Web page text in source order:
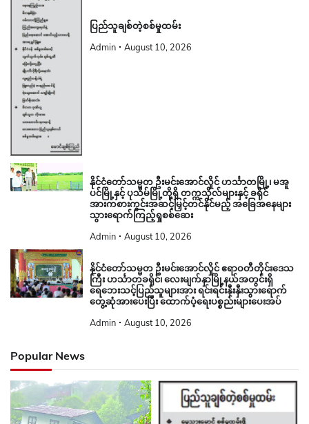
ပြည်သူချစ်တဲ့စစ်မှုထမ်း
Admin August 10, 2026
နိုင်ငံတော်သမ္မတ ဦးမင်းအောင်လှိုင် ဟင်္သာတမြို့၊ မအူ
ပင်မြို့နှင့် ပုသိမ်မြို့တို့ရှိ တက္ကသိုလ်များနှင့် ခရိုင်
အားကစားကွင်းအဆင့်မြှင့်တင်နိုင်မည့် အခြေအနေများ
သွားရောက်ကြည့်ရှုစစ်ဆေး
Admin August 10, 2026
နိုင်ငံတော်သမ္မတ ဦးမင်းအောင်လှိုင် ဧရာဝတီတိုင်းဒေသ
ကြီး ဟင်္သာတခရိုင်၊ လေးမျက်နှာမြို့နယ်အတွင်းရှိ
ရေဘေးသင့်ပြည်သူများအား ရင်းရင်းနှီးနှီးသွားရောက်
တွေ့ဆုံအားပေးပြီး ထောက်ပံ့ရေးပစ္စည်းများပေးအပ်
Admin August 10, 2026
Popular News